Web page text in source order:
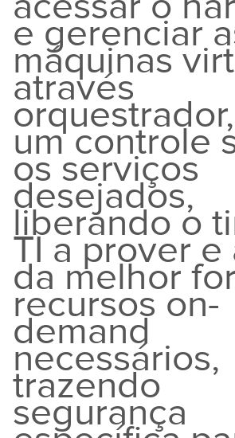
e gerenciar
máquinas
através
um controle
os serviços
desejados,
liberando o
TI a prover e
da melhor
recursos on-
demand
necessários,
trazendo
segurança